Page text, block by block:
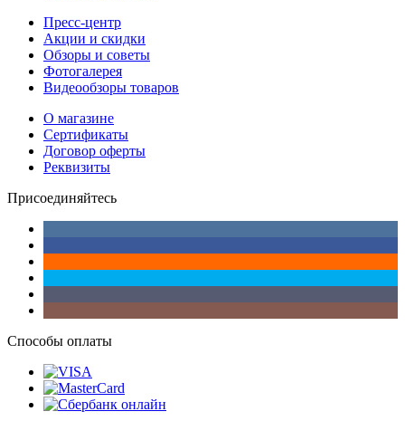
Пресс-центр
Акции и скидки
Обзоры и советы
Фотогалерея
Видеообзоры товаров
О магазине
Сертификаты
Договор оферты
Реквизиты
Присоединяйтесь
Способы оплаты